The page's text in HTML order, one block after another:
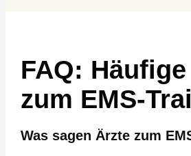
FAQ:
zum EMS-
Was sagen Ärzte zum